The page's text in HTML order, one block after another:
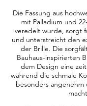
Die Fassung aus
mit Palladium und
veredelt wurde, sorgt
und unterstreicht den
der Brille. Die
Bauhaus-inspirierten
dem Design eine
während die schmale
besonders